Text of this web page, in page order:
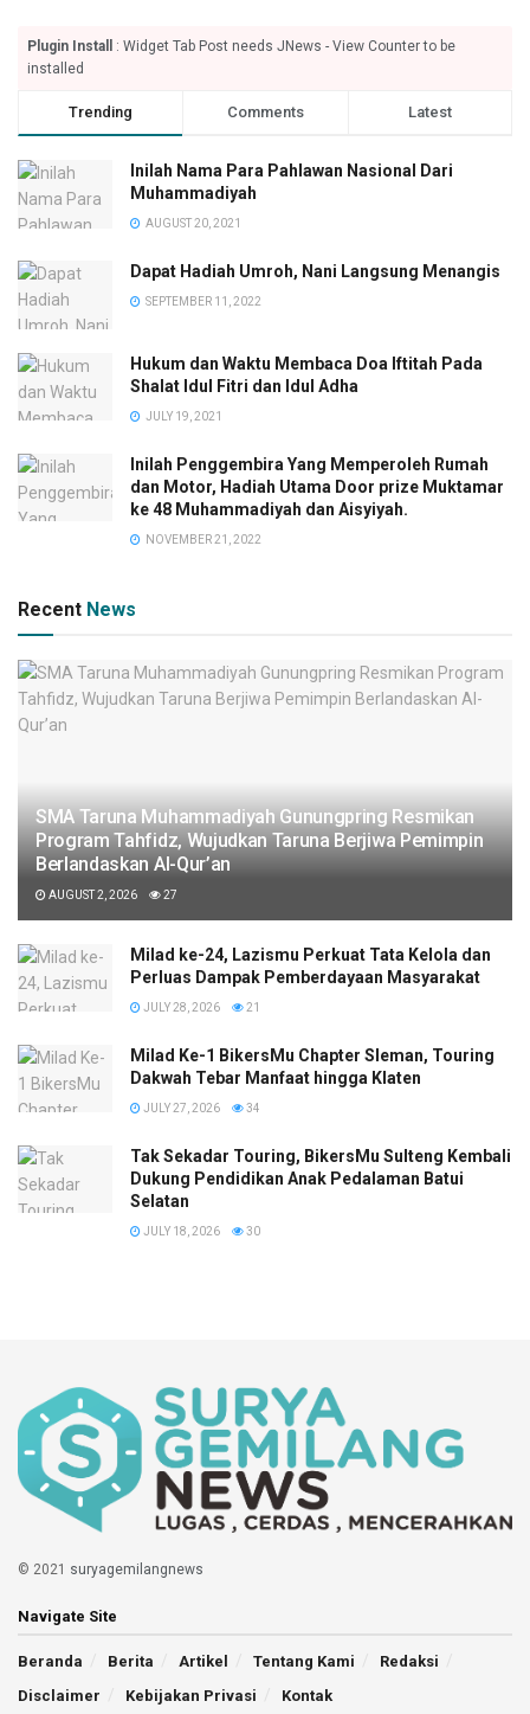
Plugin Install
: Widget Tab Post needs JNews - View Counter to be
installed
Trending Comments Latest
Inilah Nama Para Pahlawan Nasional Dari
Muhammadiyah
AUGUST 20, 2021
Dapat Hadiah Umroh, Nani Langsung Menangis
SEPTEMBER 11, 2022
Hukum dan Waktu Membaca Doa Iftitah Pada
Shalat Idul Fitri dan Idul Adha
JULY 19, 2021
Inilah Penggembira Yang Memperoleh Rumah
dan Motor, Hadiah Utama Door prize Muktamar
ke 48 Muhammadiyah dan Aisyiyah.
NOVEMBER 21, 2022
Recent News
SMA Taruna Muhammadiyah Gunungpring Resmikan
Program Tahfidz, Wujudkan Taruna Berjiwa Pemimpin
Berlandaskan Al-Qur’an
AUGUST 2, 2026 27
Milad ke-24, Lazismu Perkuat Tata Kelola dan
Perluas Dampak Pemberdayaan Masyarakat
JULY 28, 2026 21
Milad Ke-1 BikersMu Chapter Sleman, Touring
Dakwah Tebar Manfaat hingga Klaten
JULY 27, 2026 34
Tak Sekadar Touring, BikersMu Sulteng Kembali
Dukung Pendidikan Anak Pedalaman Batui
Selatan
JULY 18, 2026 30
© 2021 suryagemilangnews
Navigate Site
Beranda Berita Artikel Tentang Kami
Redaksi
Disclaimer
Kebijakan Privasi Kontak